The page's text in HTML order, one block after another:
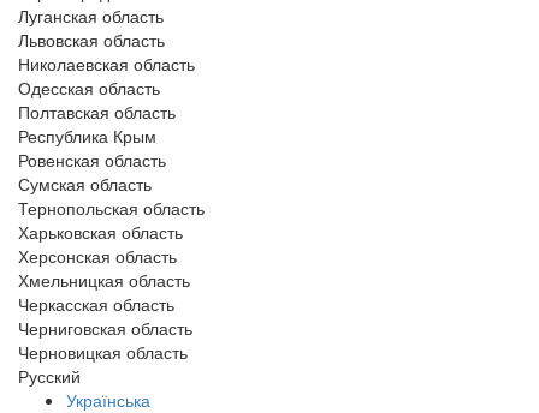
Луганская область
Львовская область
Николаевская область
Одесская область
Полтавская область
Республика Крым
Ровенская область
Сумская область
Тернопольская область
Харьковская область
Херсонская область
Хмельницкая область
Черкасская область
Черниговская область
Черновицкая область
Русский
Українська